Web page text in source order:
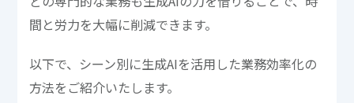
間と労力を大幅に削減できます。
以下で、シーン別に生成AIを活用した業務効率化の
方法をご紹介いたします。